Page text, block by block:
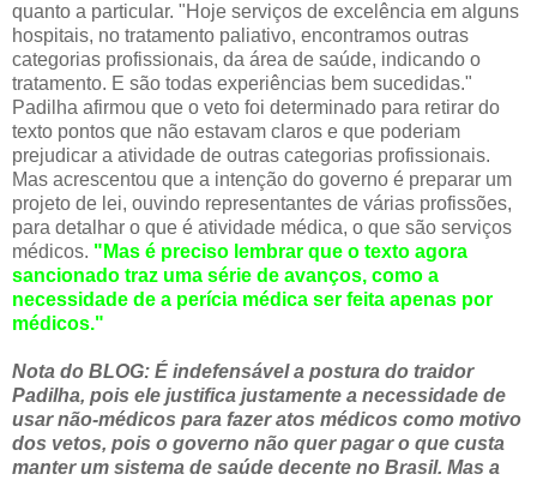
quanto a particular. "Hoje serviços de excelência em alguns
hospitais, no tratamento paliativo, encontramos outras
categorias profissionais, da área de saúde, indicando o
tratamento. E são todas experiências bem sucedidas."
Padilha afirmou que o veto foi determinado para retirar do
texto pontos que não estavam claros e que poderiam
prejudicar a atividade de outras categorias profissionais.
Mas acrescentou que a intenção do governo é preparar um
projeto de lei, ouvindo representantes de várias profissões,
para detalhar o que é atividade médica, o que são serviços
médicos. "Mas é preciso lembrar que o texto agora
sancionado traz uma série de avanços, como a
necessidade de a perícia médica ser feita apenas por
médicos."
Nota do BLOG: É indefensável a postura do traidor
Padilha, pois ele justifica justamente a necessidade de
usar não-médicos para fazer atos médicos como motivo
dos vetos, pois o governo não quer pagar o que custa
manter um sistema de saúde decente no Brasil. Mas a